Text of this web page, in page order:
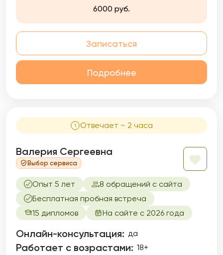
6000 руб.
Записаться
Подробнее
Отвечает ~ 2 часа
Валерия Сергеевна
Выбор сервиса
Опыт 5 лет
8 обращений с сайта
Бесплатная пробная встреча
15 дипломов
На сайте с 2026 года
Онлайн-консультация: да
Работает с возрастами: 18+